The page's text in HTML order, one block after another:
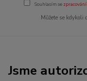
Souhlasím se
Můžete se
Jsme